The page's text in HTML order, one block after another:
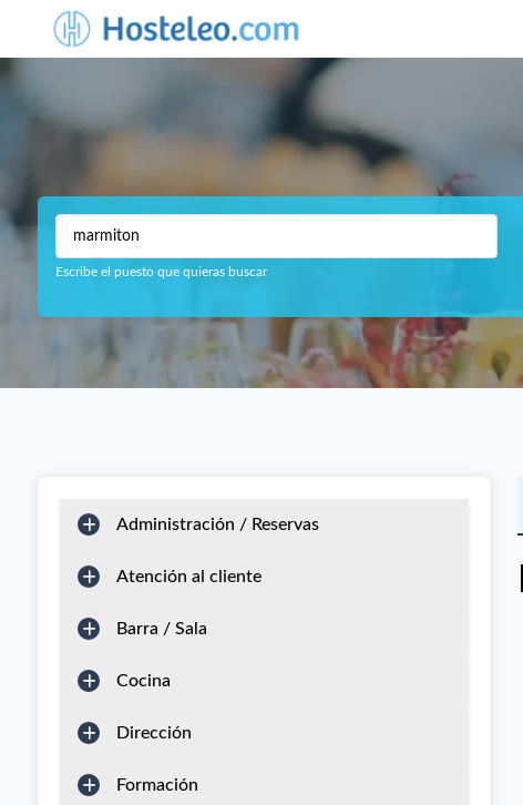
Escribe el puesto que quieras buscar
Administración / Reservas
Atención al cliente
Barra / Sala
Cocina
Dirección
Formación